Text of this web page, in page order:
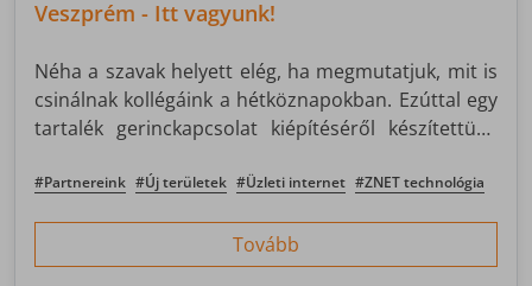
Veszprém - Itt vagyunk!
Néha a szavak helyett elég, ha megmutatjuk, mit is
csinálnak kollégáink a hétköznapokban. Ezúttal egy
tartalék gerinckapcsolat kiépítéséről készítettünk
#Partnereink #Új területek #Üzleti internet #ZNET technológia
Tovább